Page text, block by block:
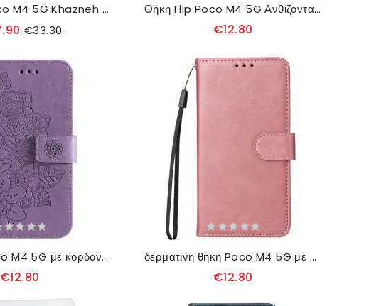
Θήκη Flip Poco M4 5G Khazneh Rfid Γνήσιο Δέρμα
€33.30
Θήκη Flip Poco M4 5G Ανθίζοντας Δέντρο
€12.80
Κάλυμμα Poco M4 5G με κορδονι Στράπι Μάνταλα
€12.80
δερματινη θηκη Poco M4 5G με κορδονι Λουράκι Από Συνθετικό Δέρμα
€12.80